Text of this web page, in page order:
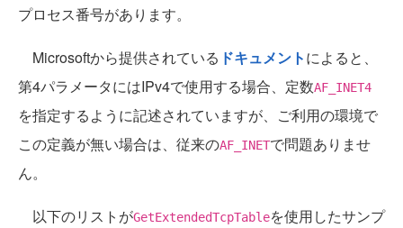
プロセス番号があります。
Microsoftから提供されている ドキュメントによると、
第4パラメータにはIPv4で使用する場合、定数AF_INET4
を指定するように記述されていますが、ご利用の環境で
この定義が無い場合は、従来のAF_INETで問題ありませ
ん。
以下のリストがGetExtendedTcpTableを使用したサンプ